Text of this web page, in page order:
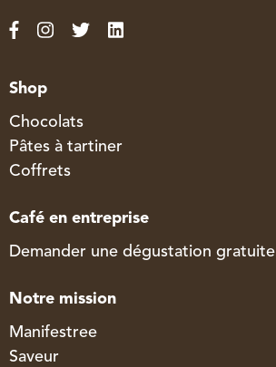
Shop
Chocolats
Pâtes à tartiner
Coffrets
Café en entreprise
Demander une dégustation gratuite
Notre mission
Manifestree
Saveur